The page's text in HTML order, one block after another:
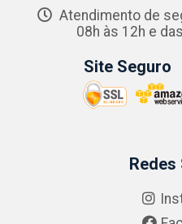
Atendimento de
08h às 12h e
Site Seguro
Redes